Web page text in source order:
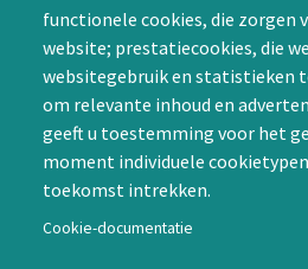
functionele cookies, die zorgen
website; prestatiecookies, die
websitegebruik en statistieken
om relevante inhoud en
geeft u toestemming voor het
moment individuele
toekomst intrekken.
Cookie-documentatie